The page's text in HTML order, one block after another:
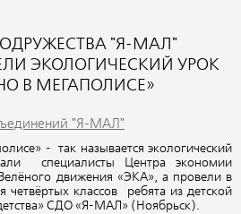
"Я-МАЛ"
ЭКОЛОГИЧЕСКИЙ УРОК
В МЕГАПОЛИСЕ»
"Я-МАЛ"
- так называется экологический
специалисты Центра экономии
движения «ЭКА», а провели в
четвёртых классов ребята из детской
СДО «Я-МАЛ» (Ноябрьск).